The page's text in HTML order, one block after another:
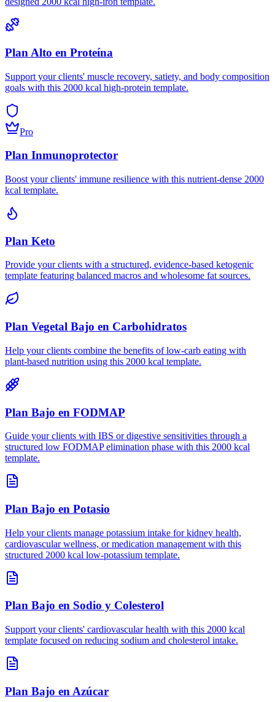
Plan Alto en Proteína
Support your clients' muscle recovery, satiety, and body composition
goals with this 2000 kcal high-protein template.
Pro
Plan Inmunoprotector
Boost your clients' immune resilience with this nutrient-dense 2000
kcal template.
Plan Keto
Provide your clients with a structured, evidence-based ketogenic
template featuring balanced macros and wholesome fat sources.
Plan Vegetal Bajo en Carbohidratos
Help your clients combine the benefits of low-carb eating with
plant-based nutrition using this 2000 kcal template.
Plan Bajo en FODMAP
Guide your clients with IBS or digestive sensitivities through a
structured low FODMAP elimination phase with this 2000 kcal
template.
Plan Bajo en Potasio
Help your clients manage potassium intake for kidney health,
cardiovascular wellness, or medication management with this
structured 2000 kcal low-potassium template.
Plan Bajo en Sodio y Colesterol
Support your clients' cardiovascular health with this 2000 kcal
template focused on reducing sodium and cholesterol intake.
Plan Bajo en Azúcar